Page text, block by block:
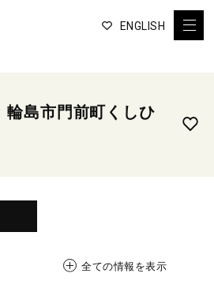
ENGLISH
島市門前町くしひ
全ての情報を表示